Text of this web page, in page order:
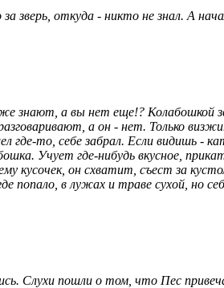
зверь, откуда - никто не знал. А
знают, а вы нет еще!? Колабошкой
а он - нет. Только
где-то, себе забрал. Если видишь -
Учует где-нибудь вкусное,
кусочек, он схватит, съест за
попало, в лужах и траве сухой, но
Слухи пошли о том, что Пес